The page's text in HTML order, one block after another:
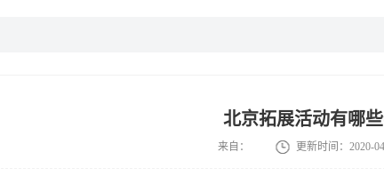
北京拓展活动有哪
来自： 更新时间： 2020-